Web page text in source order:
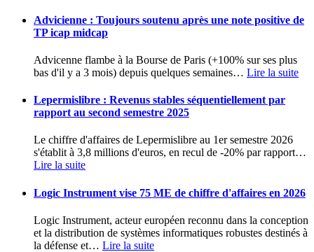
Advicienne : Toujours soutenu après une note positive de
TP icap midcap
Advicenne flambe à la Bourse de Paris (+100% sur ses plus
bas d'il y a 3 mois) depuis quelques semaines… Lire la suite
Lepermislibre : Revenus stables séquentiellement par
rapport au second semestre 2025
Le chiffre d'affaires de Lepermislibre au 1er semestre 2026
s'établit à 3,8 millions d'euros, en recul de -20% par rapport…
Lire la suite
Logic Instrument vise 75 ME de chiffre d'affaires en 2026
Logic Instrument, acteur européen reconnu dans la conception
et la distribution de systèmes informatiques robustes destinés à
la défense et… Lire la suite